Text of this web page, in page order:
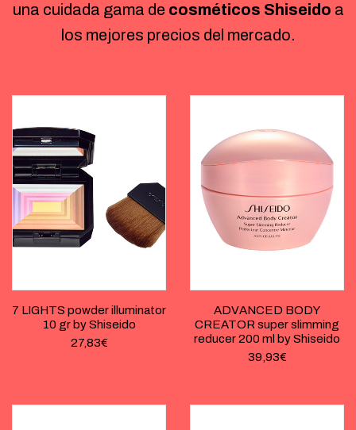
una cuidada gama de cosméticos Shiseido a
los mejores precios del mercado.
7 LIGHTS powder illuminator
10 gr by Shiseido
27,83€
ADVANCED BODY
CREATOR super slimming
reducer 200 ml by Shiseido
39,93€